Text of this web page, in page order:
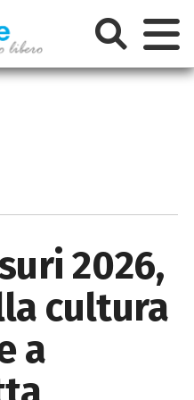
2026,
cultura
a